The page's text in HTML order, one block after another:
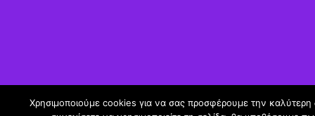
Χρησιμοποιούμε cookies για να σας προσφέρουμε την καλύτερη